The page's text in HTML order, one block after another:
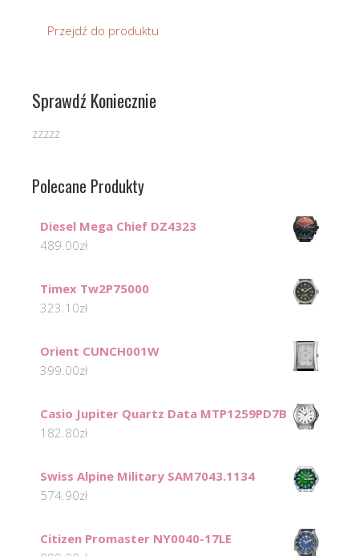
Przejdź do produktu
Sprawdź Koniecznie
zzzzz
Polecane Produkty
Diesel Mega Chief DZ4323
489.00zł
Timex Tw2P75000
323.10zł
Orient CUNCH001W
399.00zł
Casio Jupiter Quartz Data MTP1259PD7B
182.80zł
Swiss Alpine Military SAM7043.1134
574.90zł
Citizen Promaster NY0040-17LE